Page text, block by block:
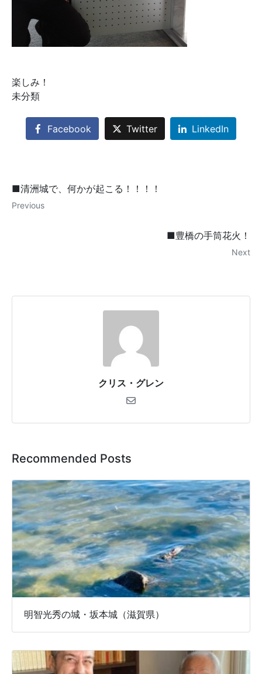
楽しみ！
未分類
Facebook Twitter LinkedIn
■清洲城で、何かが起こる！！！！
Previous
■豊橋の手筒花火！
Next
クリス・グレン
Recommended Posts
明智光秀の城・坂本城（滋賀県）